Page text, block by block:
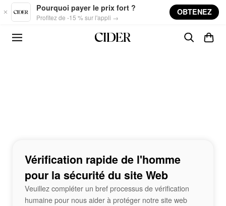
Skip to main content
Pourquoi payer le prix fort ?
Profitez de -15 % sur l'appli →
OBTENEZ
Vérification rapide de l'homme
pour la sécurité du site Web
Veuillez compléter un bref processus de vérification
humaine pour nous aider à protéger notre site web